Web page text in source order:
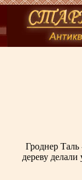
Гроднер
дереву